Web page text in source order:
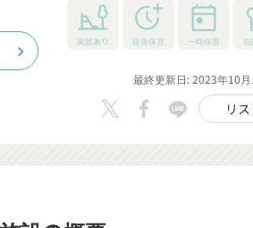
chevron_right
園庭あり 延長保育 一時保育
最終更新日: 2023年10月
リ